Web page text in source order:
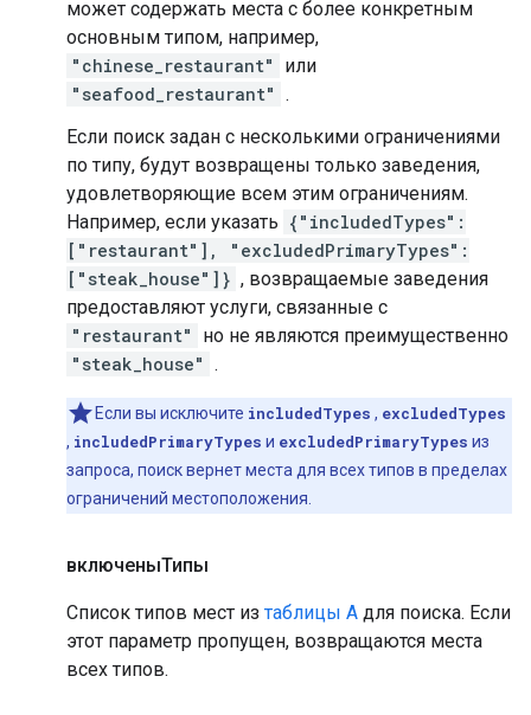
может содержать места с более конкретным
основным типом, например,
"chinese_restaurant"
или
"seafood_restaurant" .
Если поиск задан с несколькими ограничениями
по типу, будут возвращены только заведения,
удовлетворяющие всем этим ограничениям.
Например, если указать {"includedTypes":
["restaurant"], "excludedPrimaryTypes":
["steak_house"]} , возвращаемые заведения
предоставляют услуги, связанные с
"restaurant"
но не являются преимущественно
"steak_house" .
Если вы исключите includedTypes , excludedTypes
, includedPrimaryTypes и excludedPrimaryTypes из
запроса, поиск вернет места для всех типов в пределах
ограничений местоположения.
включеныТипы
Список типов мест из таблицы A для поиска. Если
этот параметр пропущен, возвращаются места
всех типов.